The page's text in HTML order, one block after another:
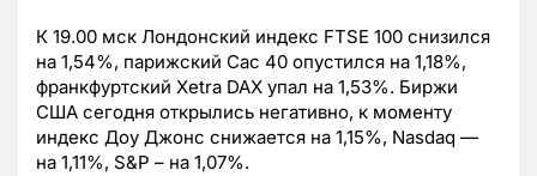
К 19.00 мск Лондонский индекс FTSE 100 снизился
на 1,54%, парижский Сас 40 опустился на 1,18%,
франкфуртский Xetra DAX упал на 1,53%. Биржи
США сегодня открылись негативно, к моменту
индекс Доу Джонс снижается на 1,15%, Nasdaq —
на 1,11%, S&P – на 1,07%.